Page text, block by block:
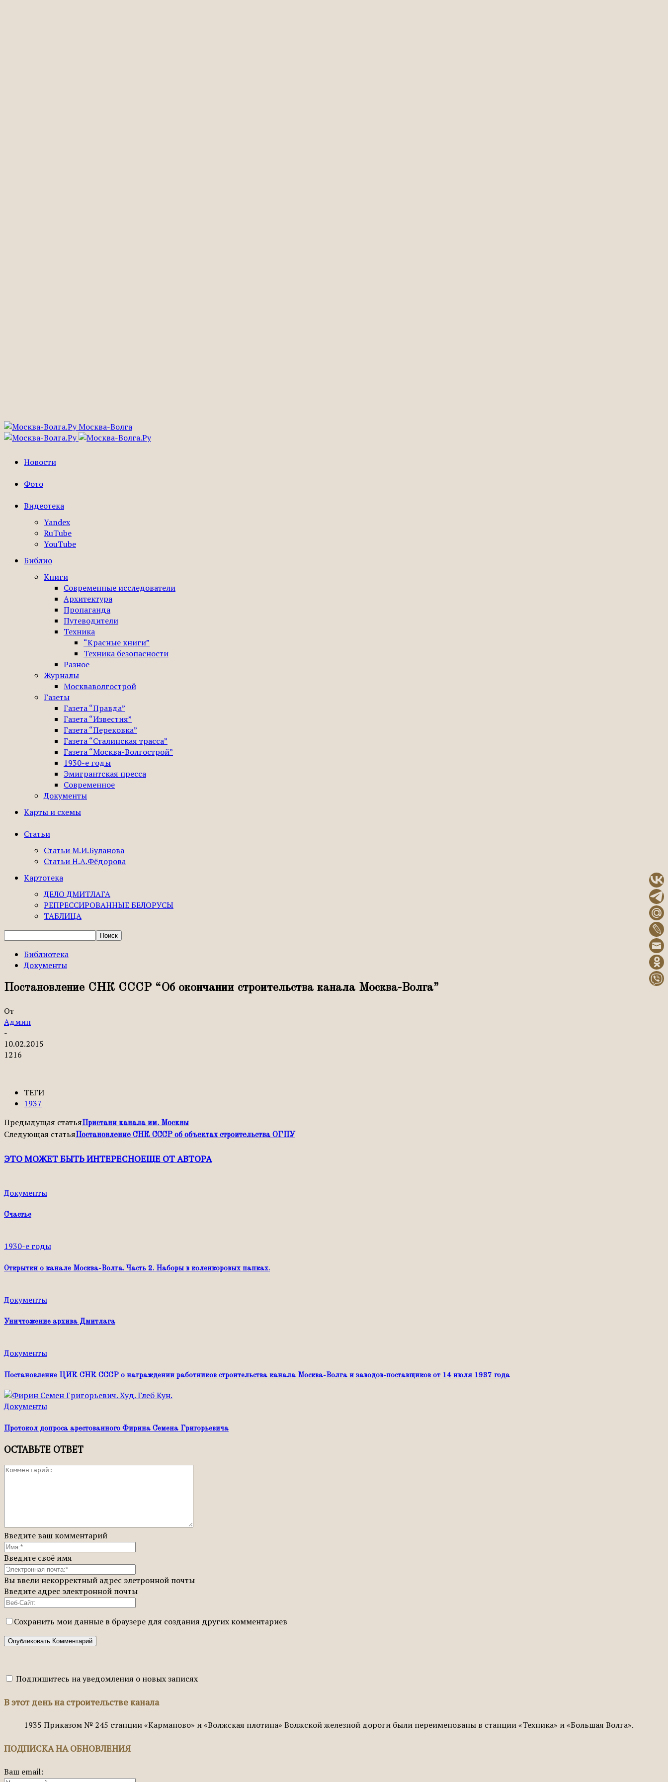
Москва-Волга
Новости
Фото
Видеотека
Yandex
RuTube
YouTube
Библио
Книги
Современные исследователи
Архитектура
Пропаганда
Путеводители
Техника
“Красные книги”
Техника безопасности
Разное
Журналы
Москваволгострой
Газеты
Газета “Правда”
Газета “Известия”
Газета “Перековка”
Газета “Сталинская трасса”
Газета “Москва-Волгострой”
1930-е годы
Эмигрантская пресса
Современное
Документы
Карты и схемы
Статьи
Статьи М.И.Буланова
Статьи Н.А.Фёдорова
Картотека
ДЕЛО ДМИТЛАГА
РЕПРЕССИРОВАННЫЕ БЕЛОРУСЫ
ТАБЛИЦА
Библиотека
Документы
Постановление СНК СССР “Об окончании строительства канала Москва-Волга”
От
Админ
-
10.02.2015
1216
ТЕГИ
1937
Предыдущая статьяПристани канала им. Москвы
Следующая статьяПостановление СНК СССР об объектах строительства ОГПУ
ЭТО МОЖЕТ БЫТЬ ИНТЕРЕСНОЕЩЕ ОТ АВТОРА
Документы
Счастье
1930-е годы
Открытки о канале Москва-Волга. Часть 2. Наборы в коленкоровых папках.
Документы
Уничтожение архива Дмитлага
Документы
Постановление ЦИК СНК СССР о награждении работников строительства канала Москва-Волга и заводов-поставщиков от 14 июля 1937 года
Документы
Протокол допроса арестованного Фирина Семена Григорьевича
ОСТАВЬТЕ ОТВЕТ
Введите ваш комментарий
Введите своё имя
Вы ввели некорректный адрес элетронной почты
Введите адрес электронной почты
Сохранить мои данные в браузере для создания других комментариев
Подпишитесь на уведомления о новых записях
В этот день на строительстве канала
1935 Приказом № 245 станции «Карманово» и «Волжская плотина» Волжской железной дороги были переименованы в станции «Техника» и «Большая Волга».
ПОДПИСКА НА ОБНОВЛЕНИЯ
Ваш email: